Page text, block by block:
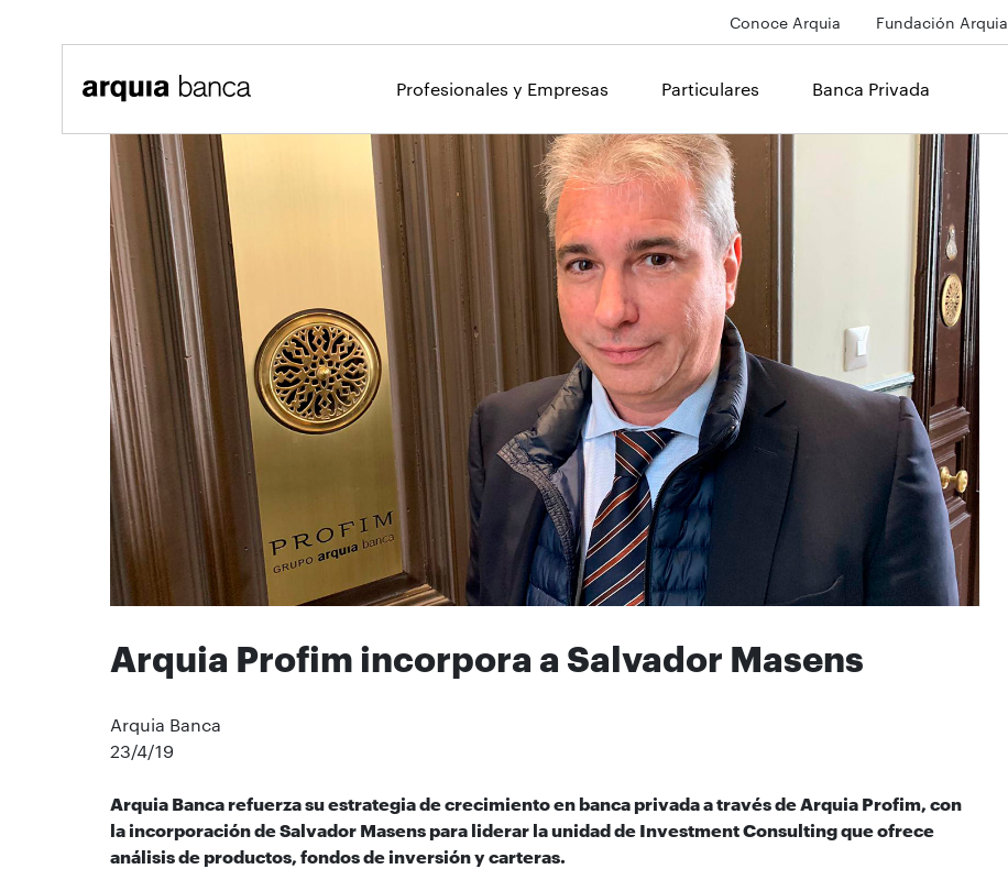
Conoce Arquia Fundación Arquia
Profesionales y Empresas Particulares Banca Privada
Arquia Profim incorpora a Salvador Masens
Arquia Banca
23/4/19
Arquia Banca refuerza su estrategia de crecimiento en banca privada a través de Arquia Profim, con
la incorporación de Salvador Masens para liderar la unidad de Investment Consulting que ofrece
análisis de productos, fondos de inversión y carteras.